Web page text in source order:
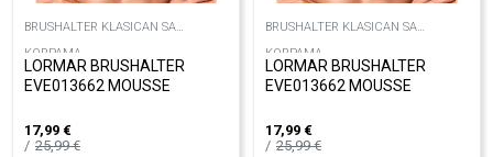
BRUSHALTER KLASICAN SA
KORPAMA
LORMAR BRUSHALTER
EVE013662 MOUSSE
17,99 €
25,99€
BRUSHALTER KLASICAN SA
KORPAMA
LORMAR BRUSHALTER
EVE013662 MOUSSE
17,99 €
25,99€